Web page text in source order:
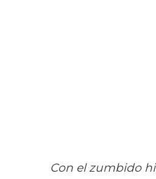
Con el zumbido